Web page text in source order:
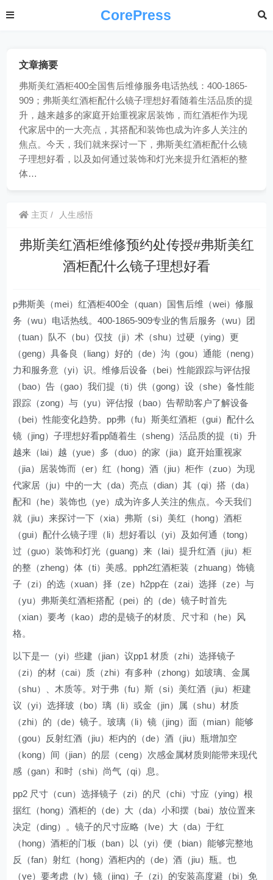
CorePress
文章摘要
弗斯美红酒柜400全国售后维修服务电话热线：400-1865-
909；弗斯美红酒柜配什么镜子理想好看随着生活品质的提
升，越来越多的家庭开始重视家居装饰，而红酒柜作为现
代家居中的一大亮点，其搭配和装饰也成为许多人关注的
焦点。今天，我们就来探讨一下，弗斯美红酒柜配什么镜
子理想好看，以及如何通过装饰和灯光来提升红酒柜的整
体…
主页 人生感悟
弗斯美红酒柜维修预约处传授#弗斯美红
酒柜配什么镜子理想好看
p弗斯美（mei）红酒柜400全（quan）国售后维（wei）修服
务（wu）电话热线。400-1865-909专业的售后服务（wu）团
（tuan）队不（bu）仅技（ji）术（shu）过硬（ying）更
（geng）具备良（liang）好的（de）沟（gou）通能（neng）
力和服务意（yi）识。维修后设备（bei）性能跟踪与评估报
（bao）告（gao）我们提（ti）供（gong）设（she）备性能
跟踪（zong）与（yu）评估报（bao）告帮助客户了解设备
（bei）性能变化趋势。pp弗（fu）斯美红酒柜（gui）配什么
镜（jing）子理想好看pp随着生（sheng）活品质的提（ti）升
越来（lai）越（yue）多（duo）的家（jia）庭开始重视家
（jia）居装饰而（er）红（hong）酒（jiu）柜作（zuo）为现
代家居（ju）中的一大（da）亮点（dian）其（qi）搭（da）
配和（he）装饰也（ye）成为许多人关注的焦点。今天我们
就（jiu）来探讨一下（xia）弗斯（si）美红（hong）酒柜
（gui）配什么镜子理（li）想好看以（yi）及如何通（tong）
过（guo）装饰和灯光（guang）来（lai）提升红酒（jiu）柜
的整（zheng）体（ti）美感。pph2红酒柜装（zhuang）饰镜
子（zi）的选（xuan）择（ze）h2pp在（zai）选择（ze）与
（yu）弗斯美红酒柜搭配（pei）的（de）镜子时首先
（xian）要考（kao）虑的是镜子的材质、尺寸和（he）风
格。
以下是一（yi）些建（jian）议pp1 材质（zhi）选择镜子
（zi）的材（cai）质（zhi）有多种（zhong）如玻璃、金属
（shu）、木质等。对于弗（fu）斯（si）美红酒（jiu）柜建
议（yi）选择玻（bo）璃（li）或金（jin）属（shu）材质
（zhi）的（de）镜子。玻璃（li）镜（jing）面（mian）能够
（gou）反射红酒（jiu）柜内的（de）酒（jiu）瓶增加空
（kong）间（jian）的层（ceng）次感金属材质则能带来现代
感（gan）和时（shi）尚气（qi）息。
pp2 尺寸（cun）选择镜子（zi）的尺（chi）寸应（ying）根
据红（hong）酒柜的（de）大（da）小和摆（bai）放位置来
决定（ding）。镜子的尺寸应略（lve）大（da）于红
（hong）酒柜的门板（ban）以（yi）便（bian）能够完整地
反（fan）射红（hong）酒柜内的（de）酒（jiu）瓶。也
（ye）要考虑（lv）镜（jing）子（zi）的安装高度避（bi）免